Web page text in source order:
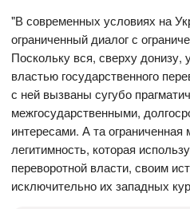
"В современных условиях на
ограниченный диалог с
Поскольку вся, сверху донизу,
властью государственного
с ней вызваны сугубо
межгосударственными,
интересами. А та
легитимность, которая
переворотной власти, своим
исключительно их западных